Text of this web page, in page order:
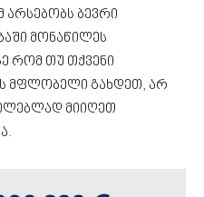
არსებობს ბევრი
მონაწილეს
რომ თუ თქვენი
მფლობელი გახდეთ, არ
მიიღეთ